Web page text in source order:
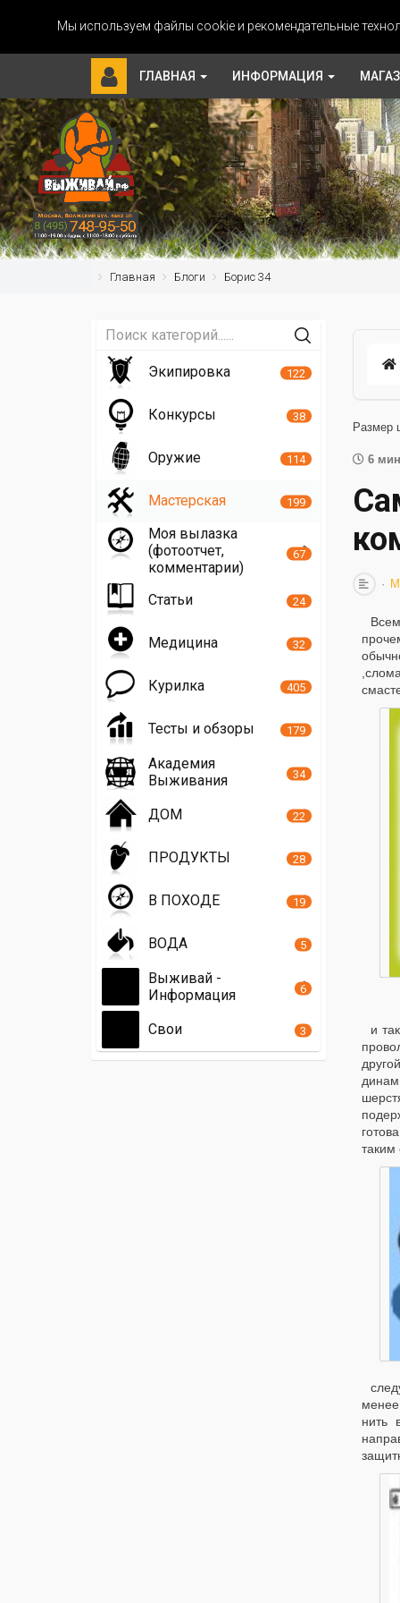
Мы используем файлы cookie и рекомендательные
ГЛАВНАЯ ИНФОРМАЦИЯ
Главная Блоги Борис 34
Размер
6
и
таким
нить
Экипировка 122
Конкурсы 38
Оружие 114
Мастерская 199
Моя вылазка
(фотоотчет,
комментарии)
67
Статьи 24
Медицина 32
Курилка 405
Тесты и обзоры 179
Академия
Выживания
34
ДОМ 22
ПРОДУКТЫ 28
В ПОХОДЕ 19
ВОДА 5
Выживай -
Информация
6
Свои 3